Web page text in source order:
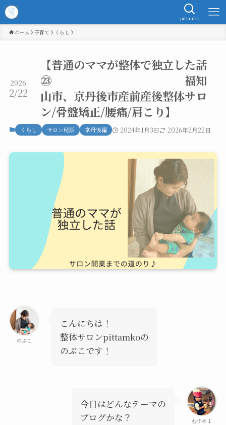
pittamko
ホーム 子育て くらし
【普通のママが整体で独立した話
㉓ 福知
山市、京丹後市産前産後整体サロ
ン/骨盤矯正/腰痛/肩こり】
2026
2/22
くらし サロン秘話 京丹後編 2024年1月3日 2026年2月22日
のぶこ
こんにちは！
整体サロンpittamkoの
のぶこです！
むすめ１
今日はどんなテーマの
ブログかな？